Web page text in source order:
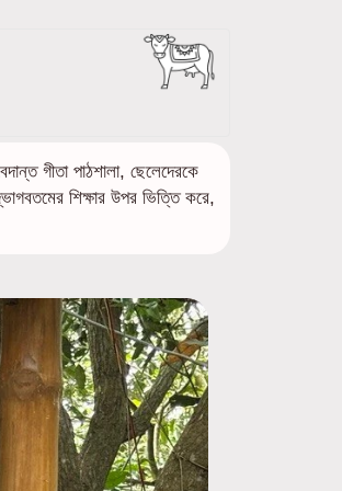
গীতা পাঠশালা, ছেলেদেরকে
শিক্ষার উপর ভিত্তি করে,